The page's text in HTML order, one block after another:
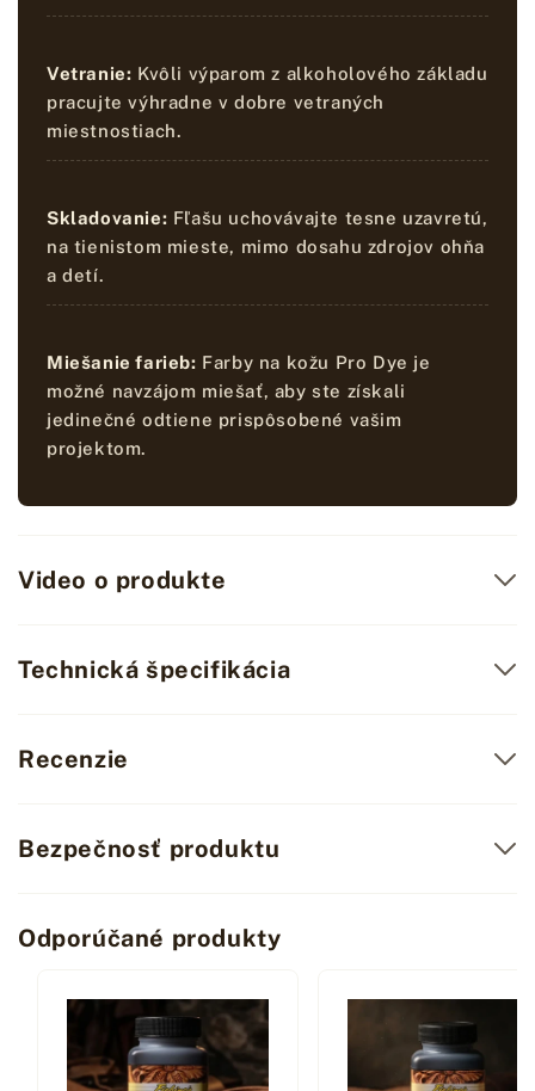
Vetranie: Kvôli výparom z alkoholového základu
pracujte výhradne v dobre vetraných
miestnostiach.
Skladovanie: Fľašu uchovávajte tesne uzavretú,
na tienistom mieste, mimo dosahu zdrojov ohňa
a detí.
Miešanie farieb: Farby na kožu Pro Dye je
možné navzájom miešať, aby ste získali
jedinečné odtiene prispôsobené vašim
projektom.
Video o produkte
Technická špecifikácia
Recenzie
Bezpečnosť produktu
Odporúčané produkty